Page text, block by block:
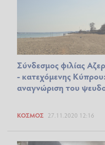
Σύνδεσμος φιλίας
- κατεχόμενης
αναγνώριση του
ΚΌΣΜΟΣ 27.11.2020 12:16